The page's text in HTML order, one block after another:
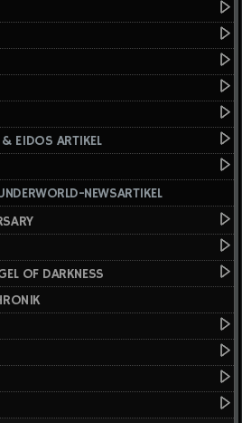
EIDOS ARTIKEL
NEWSARTIKEL
OF DARKNESS